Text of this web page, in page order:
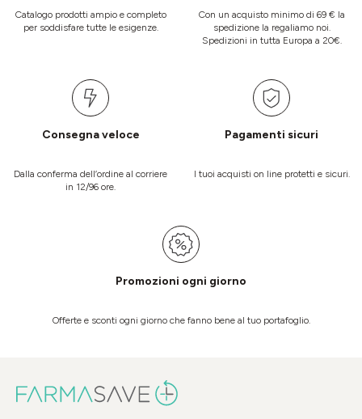
Catalogo prodotti ampio e completo
per soddisfare tutte le esigenze.
Con un acquisto minimo di 69 € la
spedizione la regaliamo noi.
Spedizioni in tutta Europa a 20€.
Consegna veloce
Dalla conferma dell’ordine al corriere
in 12/96 ore.
Pagamenti sicuri
I tuoi acquisti on line protetti e sicuri.
Promozioni ogni giorno
Offerte e sconti ogni giorno che fanno bene al tuo portafoglio.